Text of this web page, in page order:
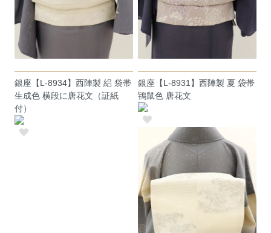
銀座【L-8934】西陣製 絽 袋帯
生成色 横段に唐花文（証紙
付）
銀座【L-8931】西陣製 夏 袋帯
鴇鼠色 唐花文